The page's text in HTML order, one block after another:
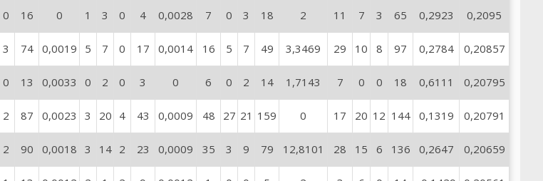
0 16 0 1 3 0 4 0,0028 7 0 3 18 2 11 7 3 65 0,2923 0,2095
3 74 0,0019 5 7 0 17 0,0014 16 5 7 49 3,3469 29 10 8 97 0,2784 0,20857
0 13 0,0033 0 2 0 3 0 6 0 2 14 1,7143 7 0 0 18 0,6111 0,20795
2 87 0,0023 3 20 4 43 0,0009 48 27 21 159 0 17 20 12 144 0,1319 0,20791
2 90 0,0018 3 14 2 23 0,0009 35 3 9 79 12,8101 28 15 6 136 0,2647 0,20659